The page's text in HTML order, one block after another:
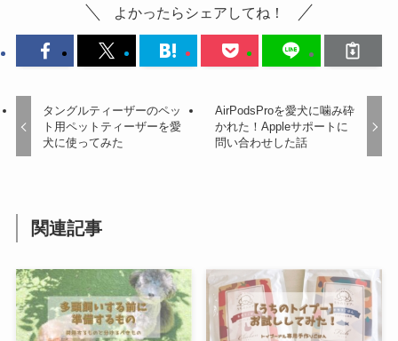
よかったらシェアしてね！
タングルティーザーのペッ
ト用ペットティーザーを愛
犬に使ってみた
AirPodsProを愛犬に噛み砕
かれた！Appleサポートに
問い合わせした話
関連記事